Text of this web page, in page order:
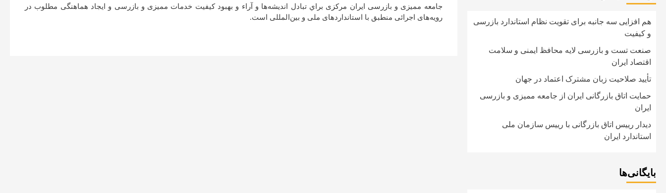
جامعه ممیزی و بازرسی ایران مركزی براي تبادل انديشه‌ها و آراء و بهبود كيفيت خدمات مميزی و بازرسی و ايجاد هماهنگی مطلوب در
رويه‌های اجرائی منطبق با استانداردهای ملی و بين‌المللی است.
هم افزایی سه جانبه برای تقویت نظام استاندارد بازرسی
و کیفیت
صنعت تست و بازرسی لایه محافظ ایمنی و سلامت
اقتصاد ایران
تأیید صلاحیت زبان مشترک اعتماد در جهان
حمایت اتاق بازرگانی ایران از جامعه ممیزی و بازرسی
ایران
دیدار رییس اتاق بازرگانی با رییس سازمان ملی
استاندارد ایران
بایگانی‌ها